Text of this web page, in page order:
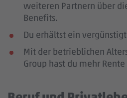
weiteren Partnern über
Benefits.
Du erhältst ein
Mit der betrieblichen
Group hast du mehr